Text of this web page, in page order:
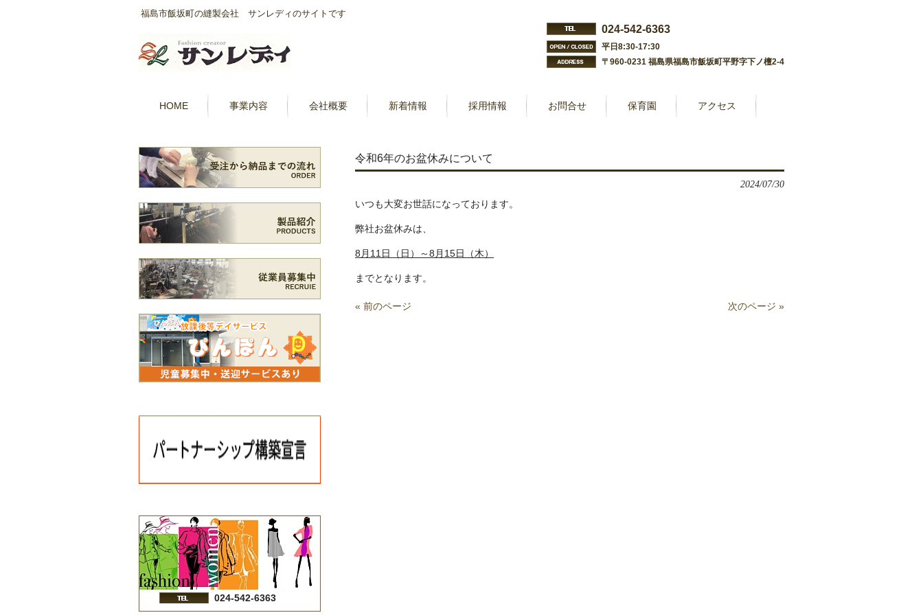
福島市飯坂町の縫製会社 サンレディのサイトです
024-542-6363
平日8:30-17:30
〒960-0231 福島県福島市飯坂町平野字下ノ檀2-4
HOME 事業内容 会社概要 新着情報 採用情報 お問合せ 保育園 アクセス
令和6年のお盆休みについて
2024/07/30
いつも大変お世話になっております。
弊社お盆休みは、
8月11日（日）～8月15日（木）
までとなります。
« 前のページ 次のページ »
024-542-6363